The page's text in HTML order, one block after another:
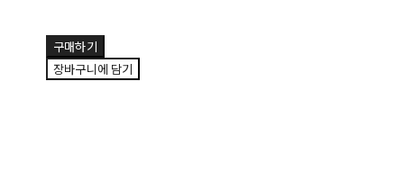
구매하기
장바구니에 담기